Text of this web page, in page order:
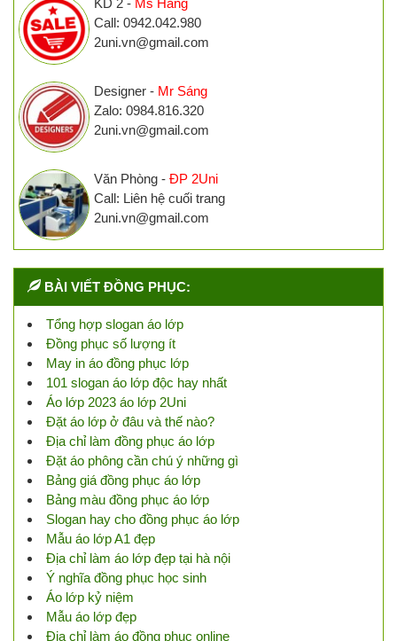
Call: 0942.042.980
2uni.vn@gmail.com
Designer - Mr Sáng
Zalo: 0984.816.320
2uni.vn@gmail.com
Văn Phòng - ĐP 2Uni
Call: Liên hệ cuối trang
2uni.vn@gmail.com
BÀI VIẾT ĐỒNG PHỤC:
Tổng hợp slogan áo lớp
Đồng phục số lượng ít
May in áo đồng phục lớp
101 slogan áo lớp độc hay nhất
Áo lớp 2023 áo lớp 2Uni
Đặt áo lớp ở đâu và thế nào?
Địa chỉ làm đồng phục áo lớp
Đặt áo phông cần chú ý những gì
Bảng giá đồng phục áo lớp
Bảng màu đồng phục áo lớp
Slogan hay cho đồng phục áo lớp
Mẫu áo lớp A1 đẹp
Địa chỉ làm áo lớp đẹp tại hà nội
Ý nghĩa đồng phục học sinh
Áo lớp kỷ niệm
Mẫu áo lớp đẹp
Địa chỉ làm áo đồng phục online